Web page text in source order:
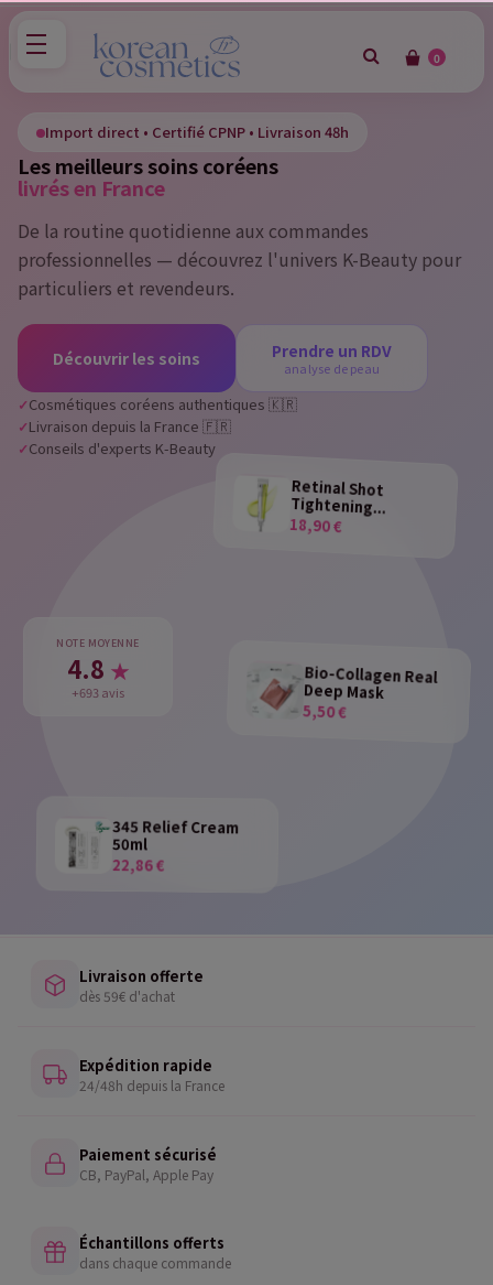
0
Import direct • Certifié CPNP • Livraison 48h
Les meilleurs soins coréens
livrés en France
De la routine quotidienne aux commandes
professionnelles — découvrez l'univers K-Beauty pour
particuliers et revendeurs.
Découvrir les soins Prendre un RDV
analyse de peau
Cosmétiques coréens authentiques 🇰🇷
Livraison depuis la France 🇫🇷
Conseils d'experts K-Beauty
Retinal Shot
Tightening...
18,90 €
345 Relief Cream
50ml
22,86 €
Bio-Collagen Real
Deep Mask
5,50 €
NOTE MOYENNE
4.8 ★
+693 avis
Livraison offerte
dès 59€ d'achat
Expédition rapide
24/48h depuis la France
Paiement sécurisé
CB, PayPal, Apple Pay
Échantillons offerts
dans chaque commande
Sign in
You need to be logged in to save products in your wish
list.
Cancel